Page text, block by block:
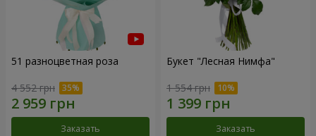
51 разноцветная роза
4 552 грн
Заказать
Букет "Лесная Нимфа"
1 554 грн
Заказать